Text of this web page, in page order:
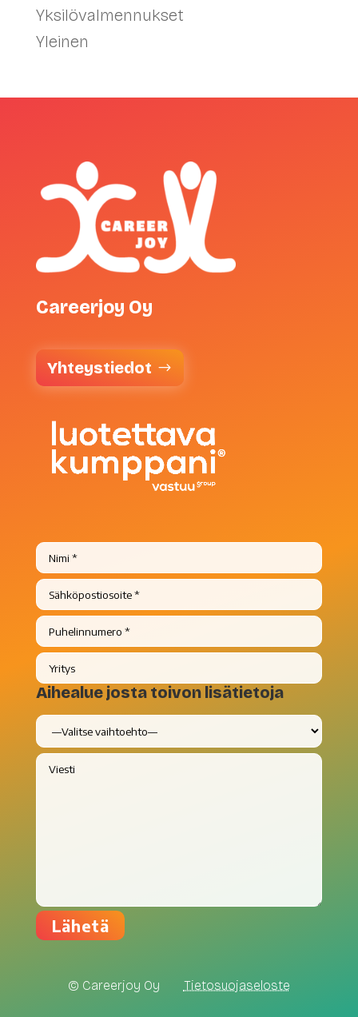
Yksilövalmennukset
Yleinen
Careerjoy Oy
Yhteystiedot
Aihealue josta toivon lisätietoja
© Careerjoy Oy Tietosuojaseloste